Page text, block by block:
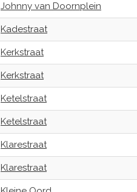
Johnny van Doornplein
Kadestraat
Kerkstraat
Kerkstraat
Ketelstraat
Ketelstraat
Klarestraat
Klarestraat